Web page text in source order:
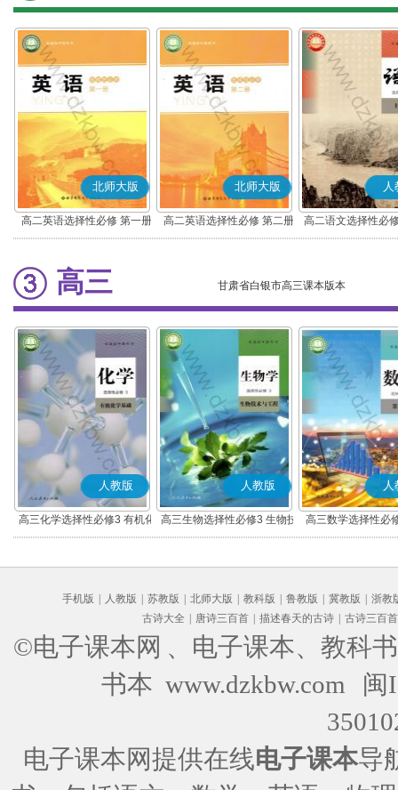
北师大版
高二英语选择性必修 第一册
北师大版
高二英语选择性必修 第二册
人
高二语文选择性必
编版)
高三 甘肃省白银市高三课本版本
人教版
高三化学选择性必修3 有机化
学基础
人教版
高三生物选择性必修3 生物技
术与工程
人
高三数学选择性必
(A版)
手机版 人教版 苏教版 北师大版 教科版 鲁教版 冀教版
浙教
古诗大全
唐诗三百首 描述春天的古诗 古诗三百首
©电子课本网 、电子课本、教科
书本 www.dzkbw.com
闽
电子课本网提供在线电子课本导